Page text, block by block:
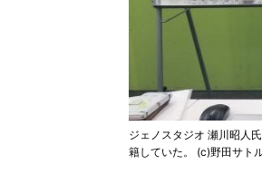
ジェノスタジオ 瀬川昭人
籍していた。 (c)野田サト